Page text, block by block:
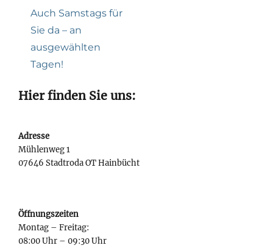
Previous
post:
Auch Samstags für
Sie da – an
ausgewählten
Tagen!
Hier finden Sie uns:
Adresse
Mühlenweg 1
07646 Stadtroda OT Hainbücht
Öffnungszeiten
Montag – Freitag:
08:00 Uhr – 09:30 Uhr